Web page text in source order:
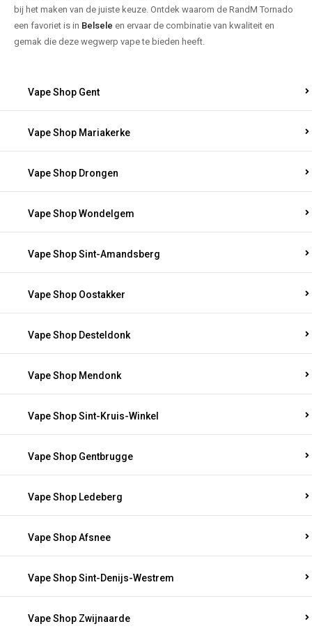
bij het maken van de juiste keuze. Ontdek waarom de RandM Tornado
een favoriet is in Belsele en ervaar de combinatie van kwaliteit en
gemak die deze wegwerp vape te bieden heeft.
Vape Shop Gent
Vape Shop Mariakerke
Vape Shop Drongen
Vape Shop Wondelgem
Vape Shop Sint-Amandsberg
Vape Shop Oostakker
Vape Shop Desteldonk
Vape Shop Mendonk
Vape Shop Sint-Kruis-Winkel
Vape Shop Gentbrugge
Vape Shop Ledeberg
Vape Shop Afsnee
Vape Shop Sint-Denijs-Westrem
Vape Shop Zwijnaarde